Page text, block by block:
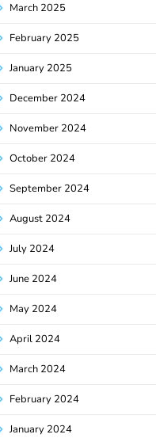
March 2025
February 2025
January 2025
December 2024
November 2024
October 2024
September 2024
August 2024
July 2024
June 2024
May 2024
April 2024
March 2024
February 2024
January 2024